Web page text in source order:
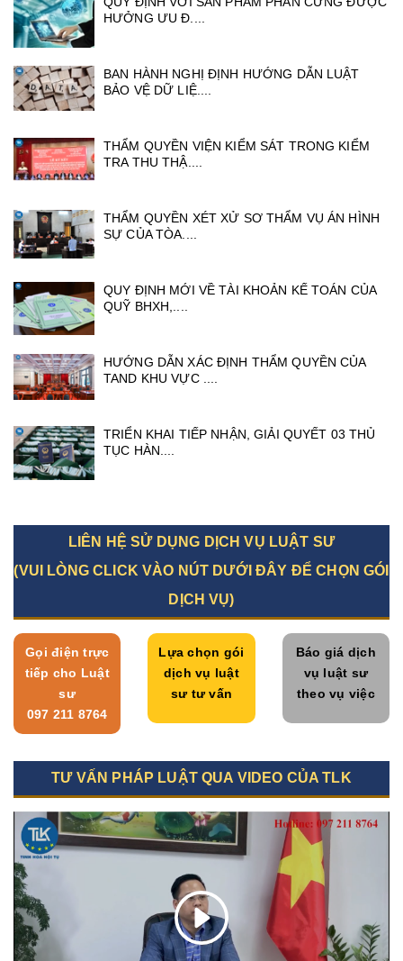
HƯỞNG ƯU Đ....
BAN HÀNH NGHỊ ĐỊNH HƯỚNG DẪN LUẬT
BẢO VỆ DỮ LIỆ....
THẨM QUYỀN VIỆN KIỂM SÁT TRONG KIỂM
TRA THU THẬ....
THẨM QUYỀN XÉT XỬ SƠ THẨM VỤ ÁN HÌNH
SỰ CỦA TÒA....
QUY ĐỊNH MỚI VỀ TÀI KHOẢN KẾ TOÁN CỦA
QUỸ BHXH,....
HƯỚNG DẪN XÁC ĐỊNH THẨM QUYỀN CỦA
TAND KHU VỰC ....
TRIỂN KHAI TIẾP NHẬN, GIẢI QUYẾT 03 THỦ
TỤC HÀN....
LIÊN HỆ SỬ DỤNG DỊCH VỤ LUẬT SƯ
(VUI LÒNG CLICK VÀO NÚT DƯỚI ĐÂY ĐỂ CHỌN GÓI
DỊCH VỤ)
Gọi điện trực
tiếp cho Luật
sư
097 211 8764
Lựa chọn gói
dịch vụ luật
sư tư vấn
Báo giá dịch
vụ luật sư
theo vụ việc
TƯ VẤN PHÁP LUẬT QUA VIDEO CỦA TLK